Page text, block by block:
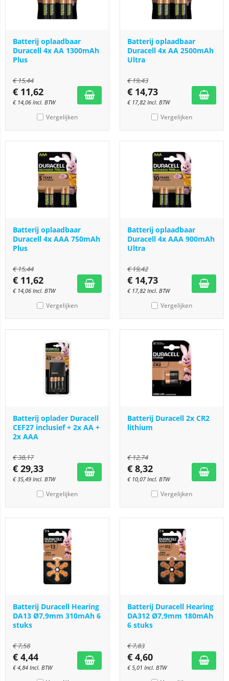
Batterij oplaadbaar
Duracell 4x AA 1300mAh
Plus
€15,44
€ 11,62
€ 14,06 Incl. BTW
Vergelijken
Batterij oplaadbaar
Duracell 4x AA 2500mAh
Ultra
€19,43
€ 14,73
€ 17,82 Incl. BTW
Vergelijken
Batterij oplaadbaar
Duracell 4x AAA 750mAh
Plus
€15,44
€ 11,62
€ 14,06 Incl. BTW
Vergelijken
Batterij oplaadbaar
Duracell 4x AAA 900mAh
Ultra
€19,42
€ 14,73
€ 17,82 Incl. BTW
Vergelijken
Batterij oplader Duracell
CEF27 inclusief + 2x AA +
2x AAA
€38,17
€ 29,33
€35,49 Incl. BTW
Vergelijken
Batterij Duracell 2x CR2
lithium
€12,74
€ 8,32
€ 10,07 Incl. BTW
Vergelijken
Batterij Duracell Hearing
DA13 Ø7,9mm 310mAh 6
stuks
€7,58
€ 4,44
€4,84 Incl. BTW
Batterij Duracell Hearing
DA312 Ø7,9mm 180mAh
6 stuks
€7,83
€ 4,60
€5,01 Incl. BTW